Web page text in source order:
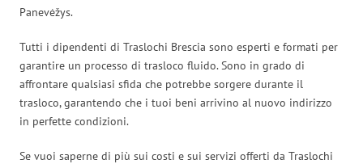
Panevėžys.
Tutti i dipendenti di Traslochi Brescia sono esperti e formati per
garantire un processo di trasloco fluido. Sono in grado di
affrontare qualsiasi sfida che potrebbe sorgere durante il
trasloco, garantendo che i tuoi beni arrivino al nuovo indirizzo
in perfette condizioni.
Se vuoi saperne di più sui costi e sui servizi offerti da Traslochi